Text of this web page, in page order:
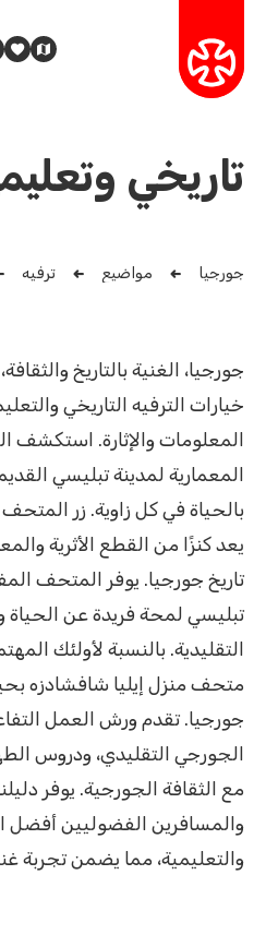
تاريخي
جورجيا مواضيع ترفيه
جورجيا، الغنية بالتاريخ
خيارات الترفيه التاريخي
المعلومات والإثارة. استكشف
المعمارية لمدينة تبليسي
بالحياة في كل زاوية. زر
يعد كنزًا من القطع الأثرية
تاريخ جورجيا. يوفر المتحف
تبليسي لمحة فريدة عن الحياة
التقليدية. بالنسبة لأولئك
متحف منزل إيليا شافشادزه
جورجيا. تقدم ورش العمل
الجورجي التقليدي، ودروس
مع الثقافة الجورجية. يوفر
والمسافرين الفضوليين أفضل
والتعليمية، مما يضمن تجربة